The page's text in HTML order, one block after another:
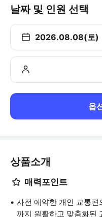
날짜 및 인원 선택
2026.08.08(토)
옵
상품소개
매력포인트
사전 예약한 개인 교통
까지 원활하고 맞춤화된